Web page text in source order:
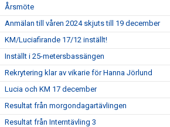
Årsmöte
Anmälan till våren 2024 skjuts till 19 december
KM/Luciafirande 17/12 inställt!
Inställt i 25-metersbassängen
Rekrytering klar av vikarie för Hanna Jörlund
Lucia och KM 17 december
Resultat från morgondagartävlingen
Resultat från Interntävling 3